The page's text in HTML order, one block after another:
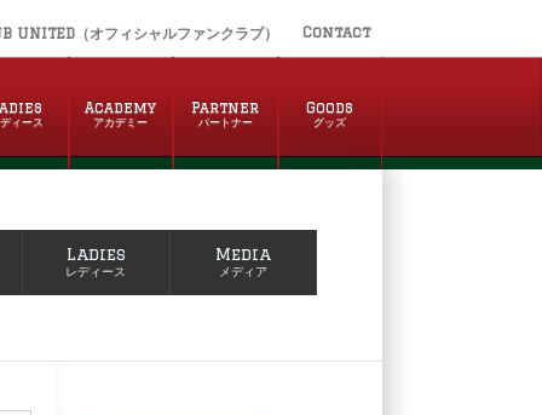
UNITED（オフィシャルファンクラブ） Contact
ィース
Academy
アカデミー
Partner
パートナー
Goods
グッズ
Ladies
レディース
Media
メディア